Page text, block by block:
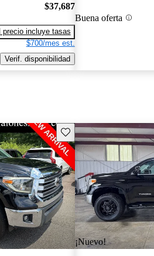
$37,687
precio incluye tasas
$700/mes est.
Verif. disponibilidad
Buena oferta
Guarda este Aviso
¡Nuevo!